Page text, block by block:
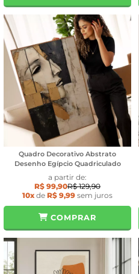
Quadro Decorativo Abstrato
Desenho Egípcio Quadriculado
a partir de:
R$ 99,90R$ 129,90
10xde R$ 9,99 sem juros
COMPRAR